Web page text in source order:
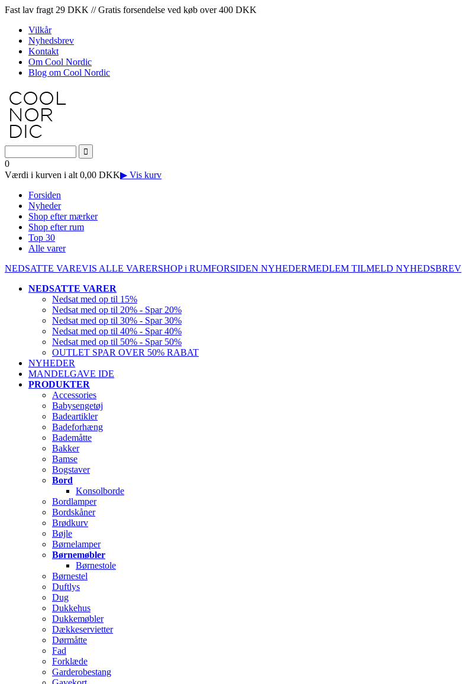
Fast lav fragt 29 DKK // Gratis forsendelse ved køb over 400 DKK
Vilkår
Nyhedsbrev
Kontakt
Om Cool Nordic
Blog om Cool Nordic
0
Værdi i kurven i alt 0,00 DKK▶ Vis kurv
Forsiden
Nyheder
Shop efter mærker
Shop efter rum
Top 30
Alle varer
NEDSATTE VAREVIS ALLE VARERSHOP i RUMFORSIDEN NYHEDERMEDLEM TILMELD NYHEDSBREV
NEDSATTE VARER
Nedsat med op til 15%
Nedsat med op til 20% - Spar 20%
Nedsat med op til 30% - Spar 30%
Nedsat med op til 40% - Spar 40%
Nedsat med op til 50% - Spar 50%
OUTLET SPAR OVER 50% RABAT
NYHEDER
MANDELGAVE IDE
PRODUKTER
Accessories
Babysengetøj
Badeartikler
Badeforhæng
Bademåtte
Bakker
Bamse
Bogstaver
Bord
Konsolborde
Bordlamper
Bordskåner
Brødkurv
Bøjle
Børnelamper
Børnemøbler
Børnestole
Børnestel
Duftlys
Dug
Dukkehus
Dukkemøbler
Dækkeservietter
Dørmåtte
Fad
Forklæde
Garderobestang